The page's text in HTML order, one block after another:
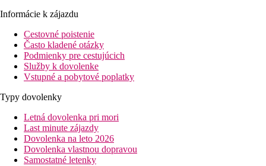
Informácie k zájazdu
Cestovné poistenie
Často kladené otázky
Podmienky pre cestujúcich
Služby k dovolenke
Vstupné a pobytové poplatky
Typy dovolenky
Letná dovolenka pri mori
Last minute zájazdy
Dovolenka na leto 2026
Dovolenka vlastnou dopravou
Samostatné letenky